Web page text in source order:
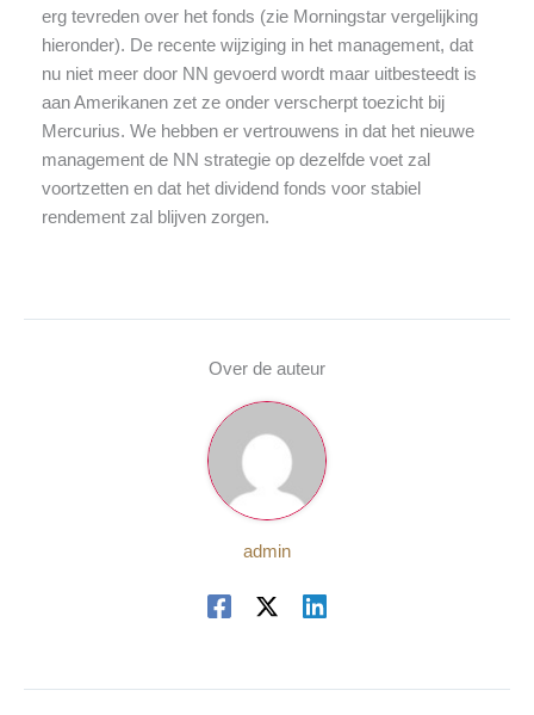
erg tevreden over het fonds (zie Morningstar vergelijking
hieronder). De recente wijziging in het management, dat
nu niet meer door NN gevoerd wordt maar uitbesteedt is
aan Amerikanen zet ze onder verscherpt toezicht bij
Mercurius. We hebben er vertrouwens in dat het nieuwe
management de NN strategie op dezelfde voet zal
voortzetten en dat het dividend fonds voor stabiel
rendement zal blijven zorgen.
Over de auteur
admin